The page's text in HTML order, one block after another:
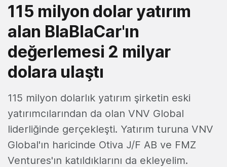
115 milyon dolar yatırım
alan BlaBlaCar'ın
değerlemesi 2 milyar
dolara ulaştı
115 milyon dolarlık yatırım şirketin eski
yatırımcılarından da olan VNV Global
liderliğinde gerçekleşti. Yatırım turuna VNV
Global'ın haricinde Otiva J/F AB ve FMZ
Ventures'ın katıldıklarını da ekleyelim.